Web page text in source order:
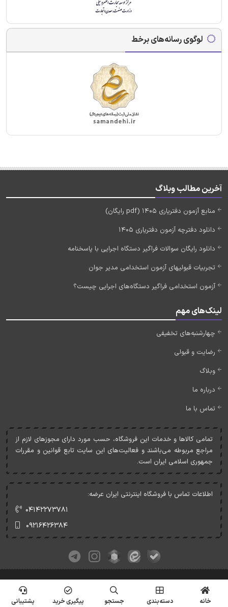
لوگوی رسانه‌های برخط
آخرین مطالب وبلاگ
منابع آزمون دفتریاری 1405 (pdf رایگان)
دانلود دفترچه آزمون دفتریاری 1405
دانلود رایگان سوالات فراگیر دستگاه اجرایی با پاسخنامه
تجربیات قبولیهای آزمون استخدامی مدیر جوان
آزمون استخدامی فراگیر دستگاه‌های اجرایی چیست؟
لینک‌های مهم
چهارشنبه‌های تخفیفی
رضایت و قبولی
وبلاگ
درباره ما
تماس با ما
تمامی کالاها و خدمات اين فروشگاه، حسب مورد دارای مجوزهای لازم از
مراجع مربوطه می‌باشند و فعاليت‌های اين سايت تابع قوانين و مقررات
جمهوری اسلامی ايران است.
اطلاعات تماس با فروشگاه اینترنتی ایران عرضه:
۰۴۱۴۲۲۷۳۷۸۱
۰۹۲۱۶۴۲۶۳۸۴
خانه دسته‌بندی جستجو پیگیری خرید پشتیبانی